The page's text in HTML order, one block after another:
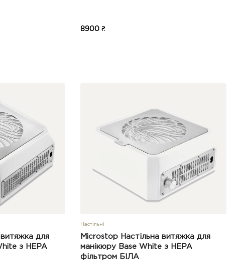
8900 ₴
для
з HEPA
Настільні
Microstop Настільна витяжка для
манікюру Base White з HEPA
фільтром БІЛА